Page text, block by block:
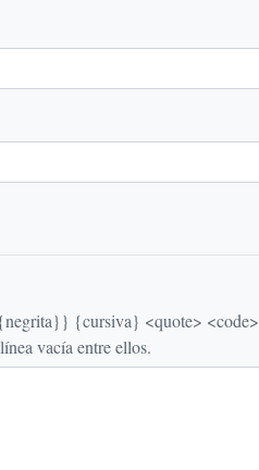
{cursiva} <quote> <code> y el código
vacía entre ellos.